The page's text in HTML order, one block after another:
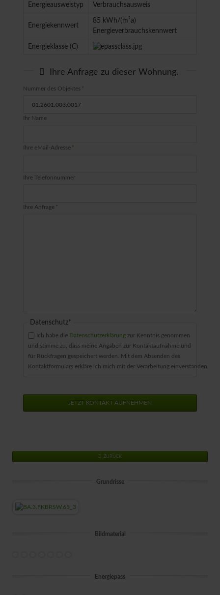
Energieausweistyp Verbrauchsausweis
Energiekennwert
85 kWh/(m²a)
Energieverbrauchskennwert
Energieklasse (C)
Ihre Anfrage zu dieser Wohnung.
Pflichtfeld
Nummer des Objektes *
Ihr Name
Pflichtfeld
Ihre eMail-Adresse *
Ihre Telefonnummer
Pflichtfeld
Ihre Anfrage *
Pflichtfeld
Datenschutz*
Ich habe die Datenschutzerklärungzur Kenntnis genommen
und stimme zu, dass meine Angaben zur Kontaktaufnahme und
für Rückfragen gespeichert werden. Mit dem Absenden des
Kontaktformulars erkläre ich mich mit der Verarbeitung einverstanden.
JETZT KONTAKT AUFNEHMEN
ZURÜCK
Grundrisse
Bildmaterial
Energiepass